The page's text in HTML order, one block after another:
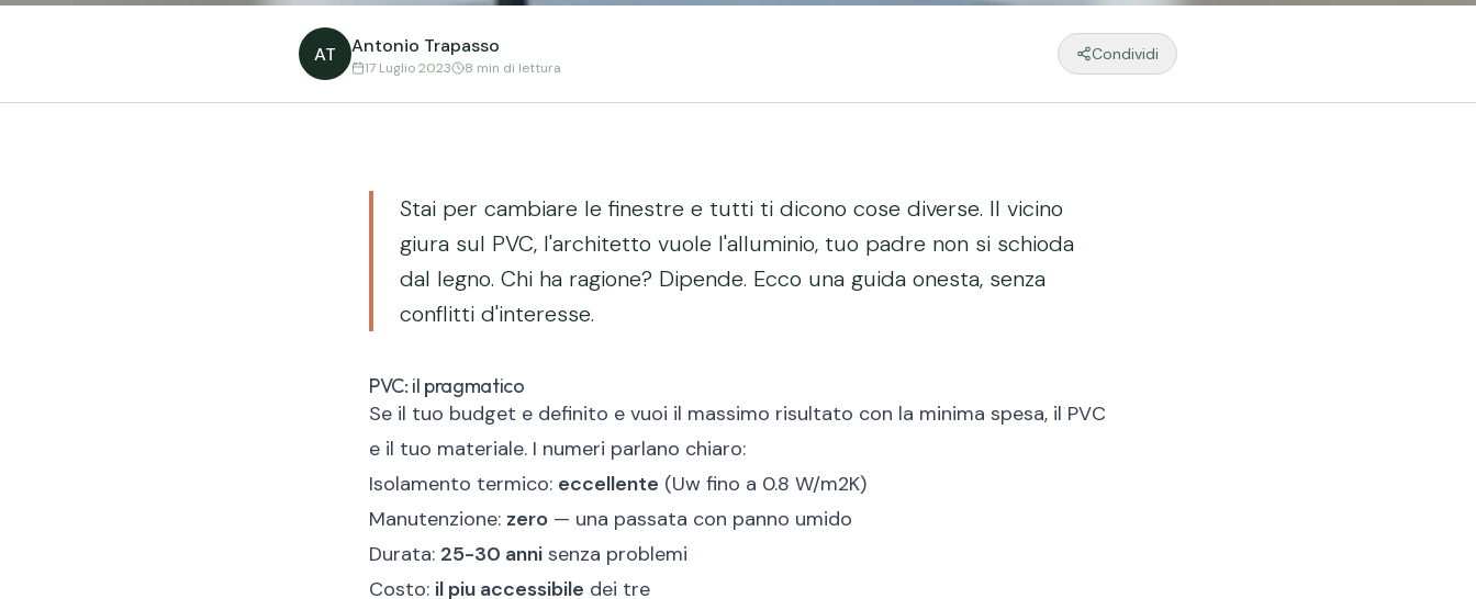
AT Antonio Trapasso
17 Luglio 2023 8 min di lettura
Condividi
Stai per cambiare le finestre e tutti ti dicono cose diverse. Il vicino
giura sul PVC, l'architetto vuole l'alluminio, tuo padre non si schioda
dal legno. Chi ha ragione? Dipende. Ecco una guida onesta, senza
conflitti d'interesse.
PVC: il pragmatico
Se il tuo budget e definito e vuoi il massimo risultato con la minima spesa, il PVC
e il tuo materiale. I numeri parlano chiaro:
Isolamento termico: eccellente (Uw fino a 0.8 W/m2K)
Manutenzione: zero — una passata con panno umido
Durata: 25-30 anni senza problemi
Costo: il piu accessibile dei tre